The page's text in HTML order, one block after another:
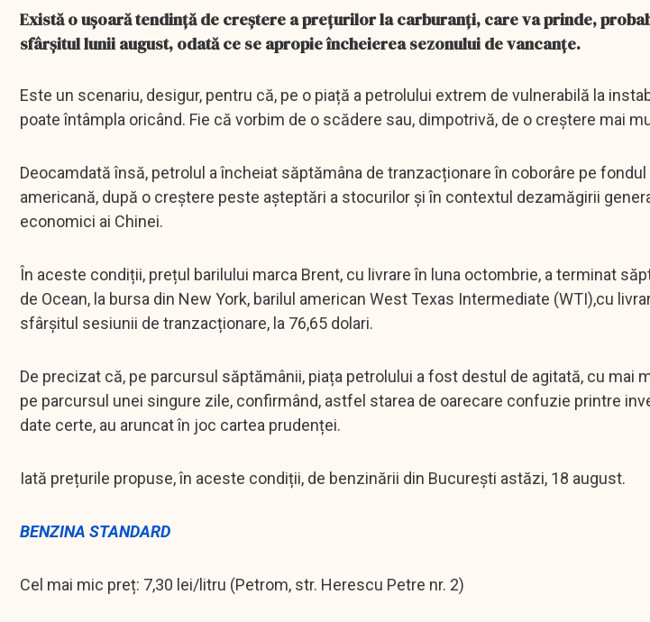
Există o ușoară tendință de creștere a prețurilor la carburanți, care va prinde,
sfârșitul lunii august, odată ce se apropie încheierea sezonului de vancanțe.
Este un scenariu, desigur, pentru că, pe o piață a petrolului extrem de vulnerabilă la
poate întâmpla oricând. Fie că vorbim de o scădere sau, dimpotrivă, de o creștere mai
Deocamdată însă, petrolul a încheiat săptămâna de tranzacționare în coborâre pe
americană, după o creștere peste așteptări a stocurilor și în contextul dezamăgirii
economici ai Chinei.
În aceste condiții, prețul barilului marca Brent, cu livrare în luna octombrie, a terminat
de Ocean, la bursa din New York, barilul american West Texas Intermediate (WTI),cu
sfârșitul sesiunii de tranzacționare, la 76,65 dolari.
De precizat că, pe parcursul săptămânii, piața petrolului a fost destul de agitată, cu mai
pe parcursul unei singure zile, confirmând, astfel starea de oarecare confuzie printre
date certe, au aruncat în joc cartea prudenței.
Iată prețurile propuse, în aceste condiții, de benzinării din București astăzi, 18 august.
BENZINA STANDARD
Cel mai mic preț: 7,30 lei/litru (Petrom, str. Herescu Petre nr. 2)